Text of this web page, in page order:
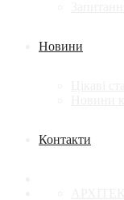
Новини
Контакти